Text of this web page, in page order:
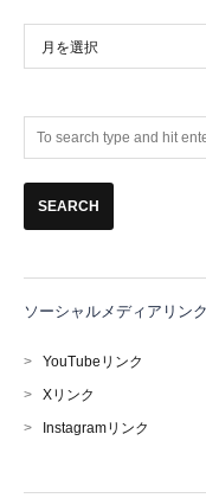
ー
ソーシャルメディアリンク
> YouTubeリンク
> Xリンク
> Instagramリンク